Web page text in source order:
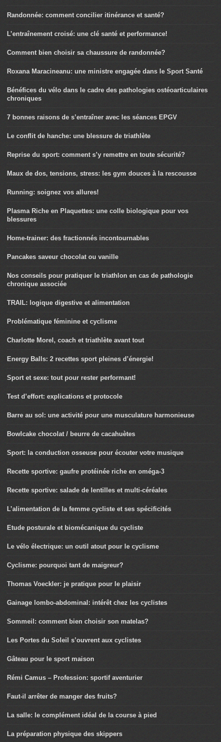
Randonnée: comment concilier itinérance et santé?
L’entraînement croisé: une clé santé et performance!
Comment bien choisir sa chaussure de randonnée?
Roxana Maracineanu: une ministre engagée dans le Sport Santé
Bénéfices du vélo dans le cadre des pathologies ostéoarticulaires
chroniques
7 bonnes raisons de s’entraîner avec les séances EPGV
Le conflit de hanche: une blessure de triathlète
Reprise du sport: comment s’y remettre en toute sécurité?
Maux de dos, tensions, stress: les gym douces à la rescousse
Running: soignez vos allures!
Plasma Riche en Plaquettes: une colle biologique pour vos
blessures
Home-trainer: des fractionnés incontournables
Pancakes saveur chocolat ou vanille
Nos conseils pour pratiquer le triathlon en cas de pathologie
chronique associée
TRAIL: logique digestive et alimentation
Problématique féminine et cyclisme
Charlotte Morel, coach et triathlète avant tout
Energy Balls: 2 recettes sport pleines d’énergie!
Sport et sexe: tout pour rester performant!
Test d’effort: explications et protocole
Barre au sol: une activité pour une musculature harmonieuse
Bowlcake chocolat / beurre de cacahuètes
Sport: la conduction osseuse pour écouter votre musique
Recette sportive: gaufre protéinée riche en oméga-3
Recette sportive: salade de lentilles et multi-céréales
L’alimentation de la femme cycliste et ses spécificités
Etude posturale et biomécanique du cycliste
Le vélo électrique: un outil atout pour le cyclisme
Cyclisme: pourquoi tant de maigreur?
Thomas Voeckler: je pratique pour le plaisir
Gainage lombo-abdominal: intérêt chez les cyclistes
Sommeil: comment bien choisir son matelas?
Les Portes du Soleil s’ouvrent aux cyclistes
Gâteau pour le sport maison
Rémi Camus – Profession: sportif aventurier
Faut-il arrêter de manger des fruits?
La salle: le complément idéal de la course à pied
La préparation physique des skippers